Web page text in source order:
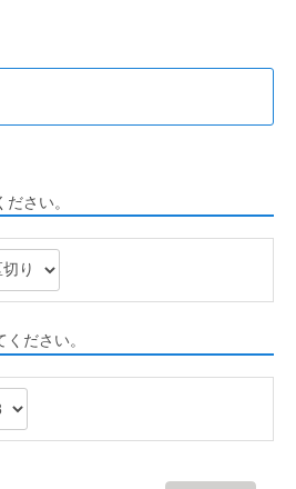
さい。
ださい。